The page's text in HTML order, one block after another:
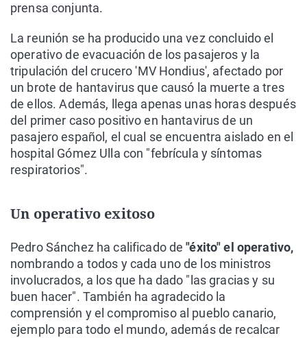
prensa conjunta.
La reunión se ha producido una vez concluido el
operativo de evacuación de los pasajeros y la
tripulación del crucero 'MV Hondius', afectado por
un brote de hantavirus que causó la muerte a tres
de ellos. Además, llega apenas unas horas después
del primer caso positivo en hantavirus de un
pasajero español, el cual se encuentra aislado en el
hospital Gómez Ulla con "febrícula y síntomas
respiratorios".
Un operativo exitoso
Pedro Sánchez ha calificado de"éxito" el operativo,
nombrando a todos y cada uno de los ministros
involucrados, a los que ha dado "las gracias y su
buen hacer". También ha agradecido la
comprensión y el compromiso al pueblo canario,
ejemplo para todo el mundo, además de recalcar